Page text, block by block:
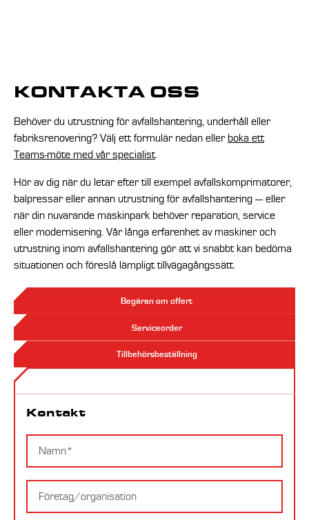
KONTAKTA OSS
Behöver du utrustning för avfallshantering, underhåll eller
fabriksrenovering? Välj ett formulär nedan eller boka ett
Teams-möte med vår specialist.
Hör av dig när du letar efter till exempel avfallskomprimatorer,
balpressar eller annan utrustning för avfallshantering — eller
när din nuvarande maskinpark behöver reparation, service
eller modernisering. Vår långa erfarenhet av maskiner och
utrustning inom avfallshantering gör att vi snabbt kan bedöma
situationen och föreslå lämpligt tillvägagångssätt.
Begäran om offert
Serviceorder
Tillbehörsbeställning
Kontakt
Namn
Företag